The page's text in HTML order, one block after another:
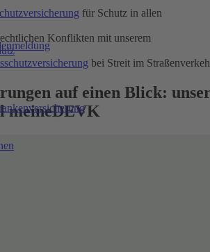
für Schutz in allen
Konflikten mit unserem
bei Streit im
auf einen Blick:
meineDEVK